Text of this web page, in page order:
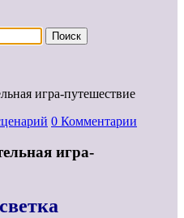
игра-путешествие
0 Комментарии
игра-